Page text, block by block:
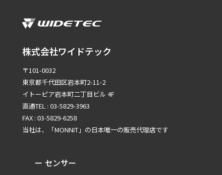
株式会社ワイドテック
〒101-0032
東京都千代田区岩本町2-11-2
イトーピア岩本町二丁目ビル 4F
直通TEL : 03-5829-3963
FAX : 03-5829-6258
当社は、「MONNIT」の日本唯一の販売代理店です
ー センサー